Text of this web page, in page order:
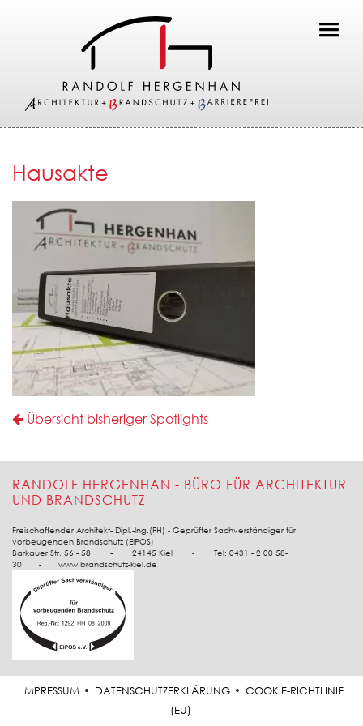
Hausakte
Übersicht bisheriger Spotlights
RANDOLF HERGENHAN - BÜRO FÜR ARCHITEKTUR
UND BRANDSCHUTZ
Freischaffender Architekt- Dipl.-Ing.(FH) - Geprüfter Sachverständiger für
vorbeugenden Brandschutz (EIPOS)
Barkauer Str. 56 - 58 - 24145 Kiel - Tel: 0431 - 2 00 58-
30 - www.brandschutz-kiel.de
IMPRESSUM DATENSCHUTZERKLÄRUNG
COOKIE-RICHTLINIE
(EU)